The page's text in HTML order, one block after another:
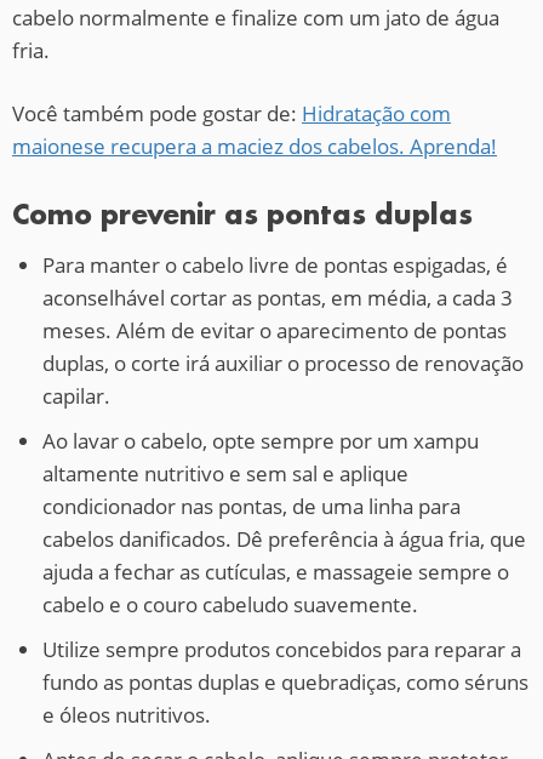
cabelo normalmente e finalize com um jato de água
fria.
Você também pode gostar de: Hidratação com
maionese recupera a maciez dos cabelos. Aprenda!
Como prevenir as pontas duplas
Para manter o cabelo livre de pontas espigadas, é
aconselhável cortar as pontas, em média, a cada 3
meses. Além de evitar o aparecimento de pontas
duplas, o corte irá auxiliar o processo de renovação
capilar.
Ao lavar o cabelo, opte sempre por um xampu
altamente nutritivo e sem sal e aplique
condicionador nas pontas, de uma linha para
cabelos danificados. Dê preferência à água fria, que
ajuda a fechar as cutículas, e massageie sempre o
cabelo e o couro cabeludo suavemente.
Utilize sempre produtos concebidos para reparar a
fundo as pontas duplas e quebradiças, como séruns
e óleos nutritivos.